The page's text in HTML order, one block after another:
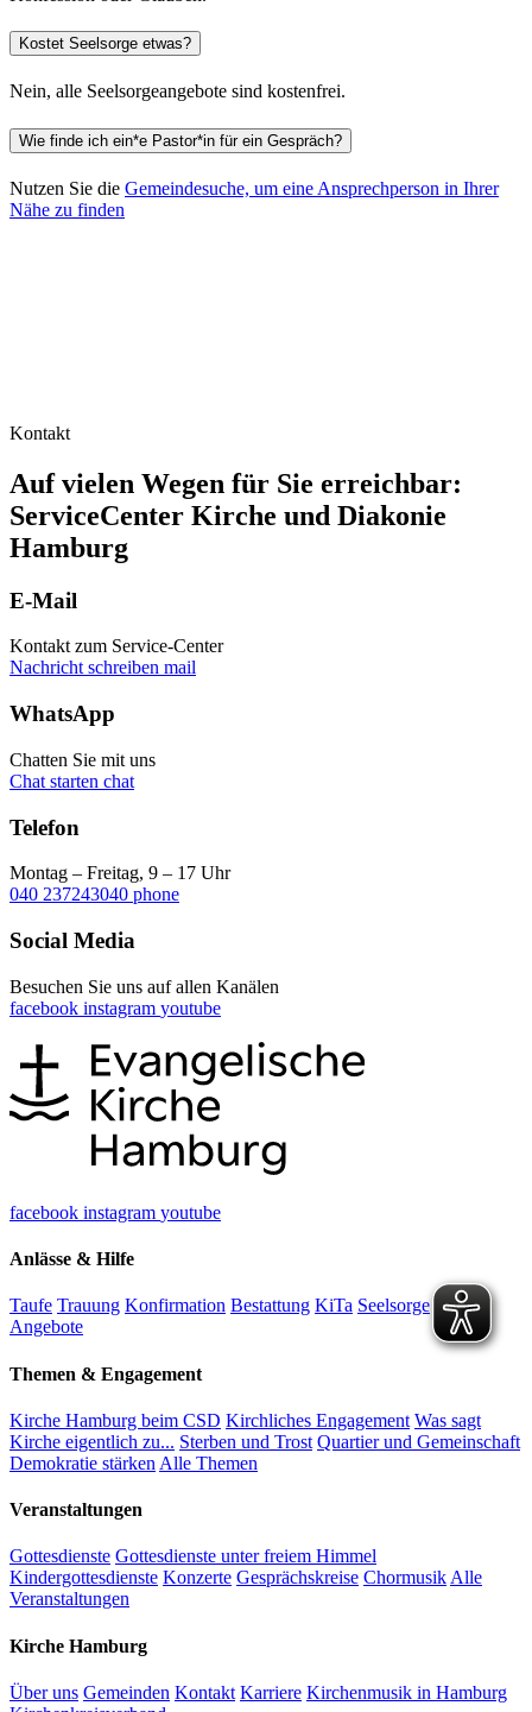
Kostet Seelsorge etwas?
Nein, alle Seelsorgeangebote sind kostenfrei.
Wie finde ich ein*e Pastor*in für ein Gespräch?
Nutzen Sie die Gemeindesuche, um eine Ansprechperson in Ihrer
Nähe zu finden
Kontakt
Auf vielen Wegen für Sie erreichbar:
ServiceCenter Kirche und Diakonie
Hamburg
E-Mail
Kontakt zum Service-Center
Nachricht schreiben mail
WhatsApp
Chatten Sie mit uns
Chat starten chat
Telefon
Montag – Freitag, 9 – 17 Uhr
040 237243040 phone
Social Media
Besuchen Sie uns auf allen Kanälen
facebook instagram youtube
facebook instagram youtube
Anlässe & Hilfe
Taufe Trauung Konfirmation Bestattung KiTa SeelsorgeAlle
Angebote
Themen & Engagement
Kirche Hamburg beim CSD Kirchliches Engagement Was sagt
Kirche eigentlich zu... Sterben und Trost Quartier und Gemeinschaft
Demokratie stärken Alle Themen
Veranstaltungen
Gottesdienste Gottesdienste unter freiem Himmel
Kindergottesdienste Konzerte Gesprächskreise Chormusik Alle
Veranstaltungen
Kirche Hamburg
Über uns Gemeinden Kontakt Karriere Kirchenmusik in Hamburg